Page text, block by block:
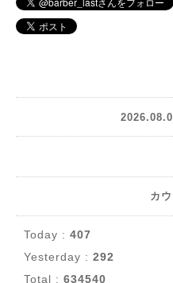
カ
Today : 407
Yesterday : 292
Total : 634540